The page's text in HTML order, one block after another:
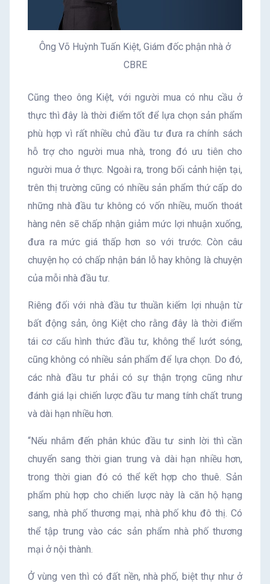
Ông Võ Huỳnh Tuấn Kiệt, Giám đốc phận nhà ở
CBRE
Cũng theo ông Kiệt, với người mua có nhu cầu ở
thực thì đây là thời điểm tốt để lựa chọn sản phẩm
phù hợp vì rất nhiều chủ đầu tư đưa ra chính sách
hỗ trợ cho người mua nhà, trong đó ưu tiên cho
người mua ở thực. Ngoài ra, trong bối cảnh hiện tại,
trên thị trường cũng có nhiều sản phẩm thứ cấp do
những nhà đầu tư không có vốn nhiều, muốn thoát
hàng nên sẽ chấp nhận giảm mức lợi nhuận xuống,
đưa ra mức giá thấp hơn so với trước. Còn câu
chuyện họ có chấp nhận bán lỗ hay không là chuyện
của mỗi nhà đầu tư.
Riêng đối với nhà đầu tư thuần kiếm lợi nhuận từ
bất động sản, ông Kiệt cho rằng đây là thời điểm
tái cơ cấu hình thức đầu tư, không thể lướt sóng,
cũng không có nhiều sản phẩm để lựa chọn. Do đó,
các nhà đầu tư phải có sự thận trọng cũng như
đánh giá lại chiến lược đầu tư mang tính chất trung
và dài hạn nhiều hơn.
“Nếu nhắm đến phân khúc đầu tư sinh lời thì cần
chuyển sang thời gian trung và dài hạn nhiều hơn,
trong thời gian đó có thể kết hợp cho thuê. Sản
phẩm phù hợp cho chiến lược này là căn hộ hạng
sang, nhà phố thương mại, nhà phố khu đô thị. Có
thể tập trung vào các sản phẩm nhà phố thương
mại ở nội thành.
Ở vùng ven thì có đất nền, nhà phố, biệt thự như ở